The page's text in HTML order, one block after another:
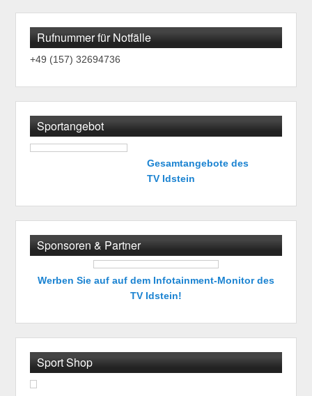
Rufnummer für Notfälle
+49 (157) 32694736
Sportangebot
Gesamtangebote des
TV Idstein
Sponsoren & Partner
Werben Sie auf auf dem Infotainment-Monitor des
TV Idstein!
Sport Shop